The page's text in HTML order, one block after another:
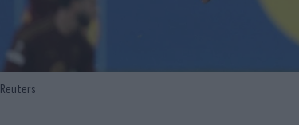
Reuters